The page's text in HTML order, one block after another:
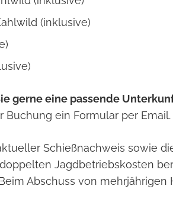
(inklusive)
gerne eine passende
Buchung ein Formular per Email.
Schießnachweis sowie
Jagdbetriebskosten
Abschuss von